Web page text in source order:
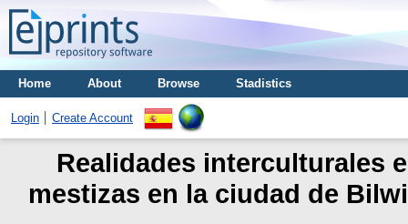
Home About Browse Stadistics
Login Create Account
Realidades interculturales
mestizas en la ciudad de